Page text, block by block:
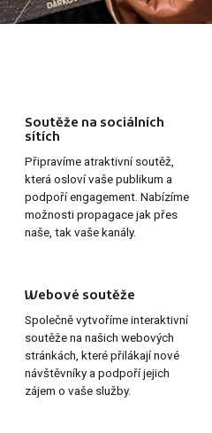
Soutěže na sociálních
sítích
Připravíme atraktivní soutěž,
která osloví vaše publikum a
podpoří engagement. Nabízíme
možnosti propagace jak přes
naše, tak vaše kanály.
Webové soutěže
Společně vytvoříme interaktivní
soutěže na našich webových
stránkách, které přilákají nové
návštěvníky a podpoří jejich
zájem o vaše služby.